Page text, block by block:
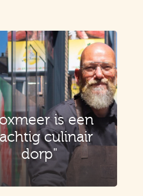
is een
culinair
dorp"